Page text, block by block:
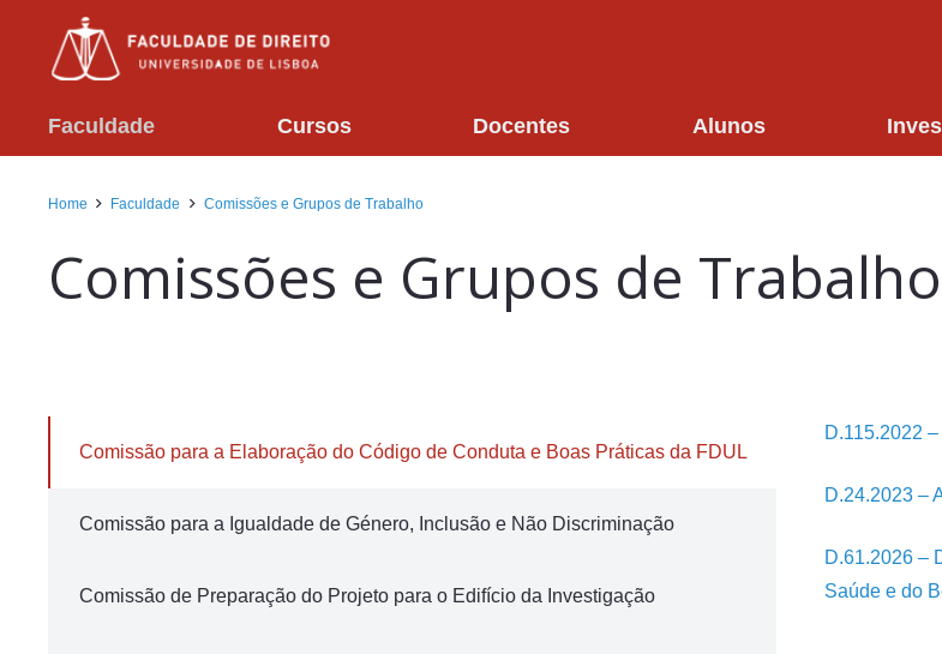
Faculdade Cursos Docentes Alunos
Home Faculdade Comissões e Grupos de Trabalho
Comissões e Grupos de Trabalho
Comissão para a Elaboração do Código de Conduta e Boas Práticas da FDUL
Comissão para a Igualdade de Género, Inclusão e Não Discriminação
Comissão de Preparação do Projeto para o Edifício da Investigação
D.115.2022
D.24.2023 –
D.61.2026 –
Saúde e do